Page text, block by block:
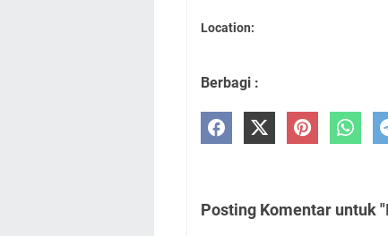
Location:
Berbagi :
Posting Komentar untuk